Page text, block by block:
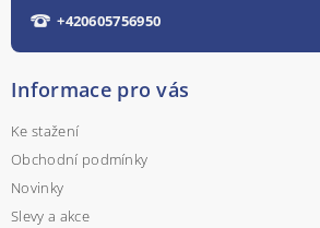
+420605756950
Informace pro vás
Ke stažení
Obchodní podmínky
Novinky
Slevy a akce